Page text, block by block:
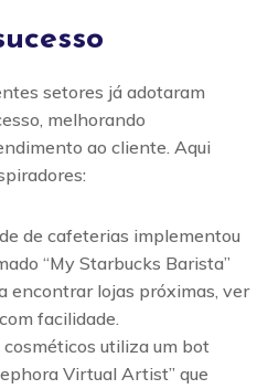
setores já adotaram
melhorando
ao cliente. Aqui
de cafeterias implementou
“My Starbucks Barista”
encontrar lojas próximas, ver
facilidade.
utiliza um bot
Virtual Artist” que